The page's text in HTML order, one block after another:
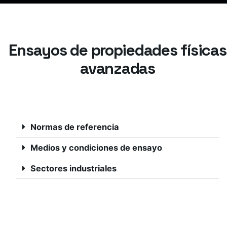
Ensayos de propiedades físicas
avanzadas
Normas de referencia
Medios y condiciones de ensayo
Sectores industriales